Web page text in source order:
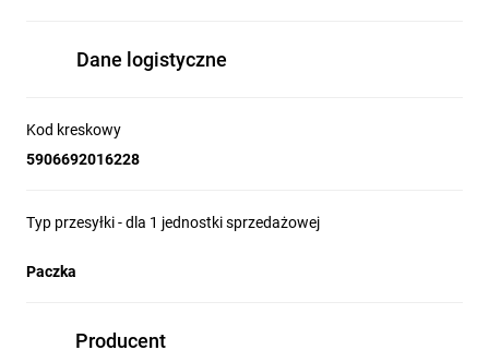
Dane logistyczne
Kod kreskowy
5906692016228
Typ przesyłki - dla 1 jednostki sprzedażowej
Paczka
Producent